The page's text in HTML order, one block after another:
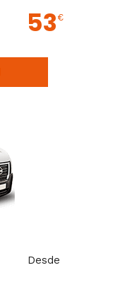
53 €
Desde